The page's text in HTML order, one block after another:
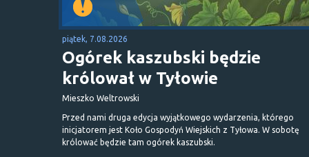
piątek, 7.08.2026
Ogórek kaszubski będzie
królował w Tyłowie
Mieszko Weltrowski
Przed nami druga edycja wyjątkowego wydarzenia, którego
inicjatorem jest Koło Gospodyń Wiejskich z Tyłowa. W sobotę
królować będzie tam ogórek kaszubski.